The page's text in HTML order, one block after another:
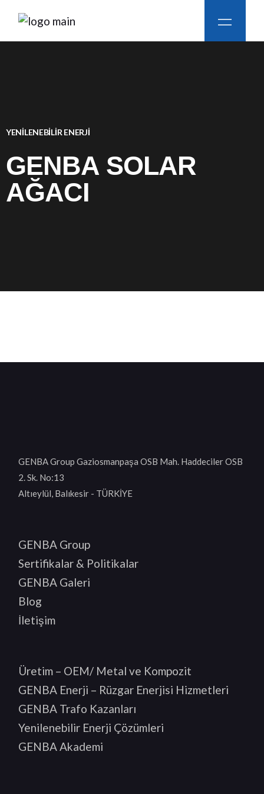
YENİLENEBİLİR ENERJİ
GENBA SOLAR
AĞACI
GENBA Group Gaziosmanpaşa OSB Mah. Haddeciler OSB
2. Sk. No:13
Altıeylül, Balıkesir - TÜRKİYE
GENBA Group
Sertifikalar & Politikalar
GENBA Galeri
Blog
İletişim
Üretim – OEM/ Metal ve Kompozit
GENBA Enerji – Rüzgar Enerjisi Hizmetleri
GENBA Trafo Kazanları
Yenilenebilir Enerji Çözümleri
GENBA Akademi